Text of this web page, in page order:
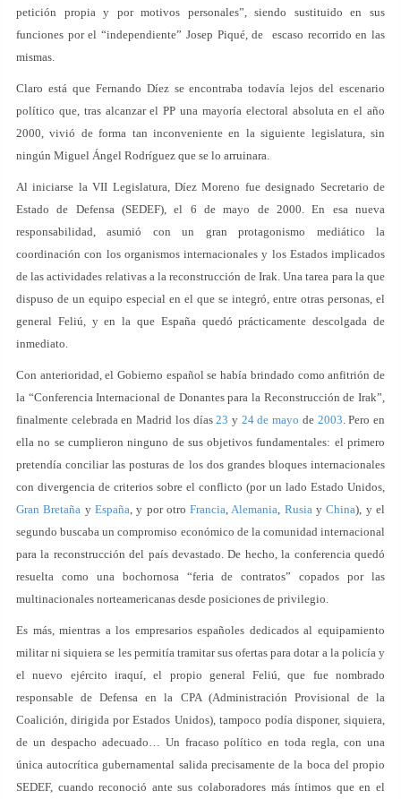
petición propia y por motivos personales”, siendo sustituido en sus
funciones por el “independiente” Josep Piqué, de escaso recorrido en las
mismas.
Claro está que Fernando Díez se encontraba todavía lejos del escenario
político que, tras alcanzar el PP una mayoría electoral absoluta en el año
2000, vivió de forma tan inconveniente en la siguiente legislatura, sin
ningún Miguel Ángel Rodríguez que se lo arruinara.
Al iniciarse la VII Legislatura, Díez Moreno fue designado Secretario de
Estado de Defensa (SEDEF), el 6 de mayo de 2000. En esa nueva
responsabilidad, asumió con un gran protagonismo mediático la
coordinación con los organismos internacionales y los Estados implicados
de las actividades relativas a la reconstrucción de Irak. Una tarea para la que
dispuso de un equipo especial en el que se integró, entre otras personas, el
general Feliú, y en la que España quedó prácticamente descolgada de
inmediato.
Con anterioridad, el Gobierno español se había brindado como anfitrión de
la “Conferencia Internacional de Donantes para la Reconstrucción de Irak”,
finalmente celebrada en Madrid los días23 y 24 de mayo de 2003. Pero en
ella no se cumplieron ninguno de sus objetivos fundamentales: el primero
pretendía conciliar las posturas de los dos grandes bloques internacionales
con divergencia de criterios sobre el conflicto (por un lado Estado Unidos,
Gran Bretaña y España, y por otroFrancia,Alemania, RusiayChina), y el
segundo buscaba un compromiso económico de la comunidad internacional
para la reconstrucción del país devastado. De hecho, la conferencia quedó
resuelta como una bochornosa “feria de contratos” copados por las
multinacionales norteamericanas desde posiciones de privilegio.
Es más, mientras a los empresarios españoles dedicados al equipamiento
militar ni siquiera se les permitía tramitar sus ofertas para dotar a la policía y
el nuevo ejército iraquí, el propio general Feliú, que fue nombrado
responsable de Defensa en la CPA (Administración Provisional de la
Coalición, dirigida por Estados Unidos), tampoco podía disponer, siquiera,
de un despacho adecuado… Un fracaso político en toda regla, con una
única autocrítica gubernamental salida precisamente de la boca del propio
SEDEF, cuando reconoció ante sus colaboradores más íntimos que en el